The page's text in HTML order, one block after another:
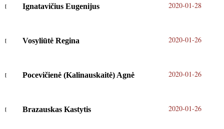
Ignatavičius Eugenijus 2020-01-28
Vosyliūtė Regina 2020-01-26
Pocevičienė (Kalinauskaitė) Agnė 2020-01-26
Brazauskas Kastytis 2020-01-26